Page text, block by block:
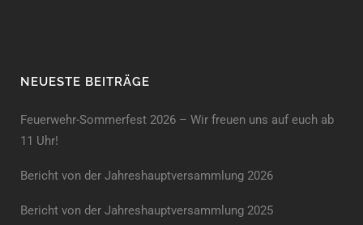
NEUESTE BEITRÄGE
Feuerwehr-Sommerfest 2026 – Wir freuen uns auf euch ab
11 Uhr!
Bericht von der Jahreshauptversammlung 2026
Bericht von der Jahreshaupt­versammlung 2025